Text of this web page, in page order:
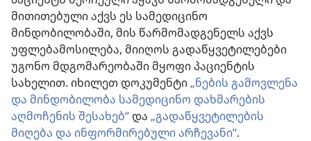
მითითებული აქვს ეს სამედიცინო
მინდობილობაში, მის წარმომადგენელს აქვს
უფლებამოსილება, მიიღოს გადაწყვეტილებები
უგონო მდგომარეობაში მყოფი პაციენტის
სახელით. იხილეთ დოკუმენტი „ნების გამოვლენა
და მინდობილობა სამედიცინო დახმარების
აღმოჩენის შესახებ“ და „გადაწყვეტილების
მიღება და ინფორმირებული არჩევანი“.